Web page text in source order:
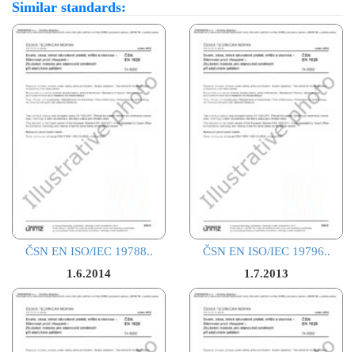
Similar standards:
ČSN EN ISO/IEC 19788..
1.6.2014
ČSN EN ISO/IEC 19796..
1.7.2013